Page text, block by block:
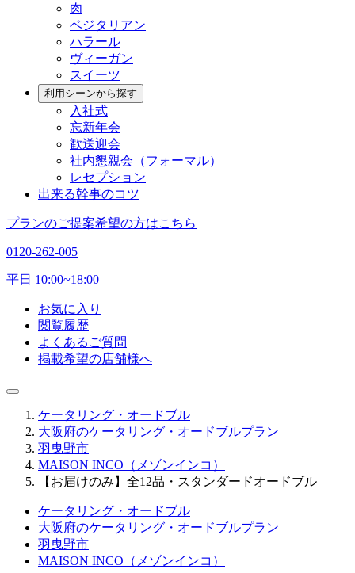
肉
ベジタリアン
ハラール
ヴィーガン
スイーツ
利用シーンから探す
入社式
忘新年会
歓送迎会
社内懇親会（フォーマル）
レセプション
出来る幹事のコツ
プランのご提案希望の方はこちら
0120-262-005
平日 10:00~18:00
お気に入り
閲覧履歴
よくあるご質問
掲載希望の店舗様へ
ケータリング・オードブル
大阪府のケータリング・オードブルプラン
羽曳野市
MAISON INCO（メゾンインコ）
【お届けのみ】全12品・スタンダードオードブル
ケータリング・オードブル
大阪府のケータリング・オードブルプラン
羽曳野市
MAISON INCO（メゾンインコ）